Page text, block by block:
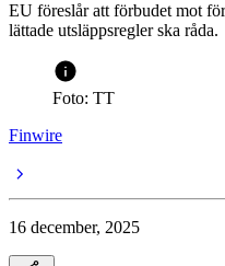
EU föreslår att förbudet mot
lättade utsläppsregler ska råda.
Foto: TT
Finwire
16 december, 2025